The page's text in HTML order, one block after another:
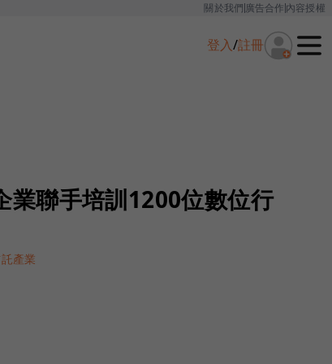
關於我們廣告合作內容授權
登入/註冊
聯手培訓1200位數位行
產業